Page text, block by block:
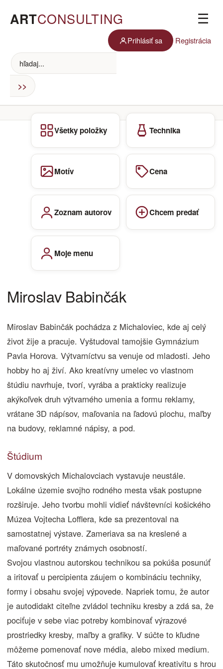
ARTCONSULTING ☰
Prihlásiť sa Registrácia
Všetky položky Technika
Motív Cena
Zoznam autorov Chcem predať
Moje menu
Miroslav Babinčák
Miroslav Babinčák pochádza z Michaloviec, kde aj celý
život žije a pracuje. Vyštudoval tamojšie Gymnázium
Pavla Horova. Výtvarníctvu sa venuje od mladosti. Jeho
hobby ho aj živí. Ako kreatívny umelec vo vlastnom
štúdiu navrhuje, tvorí, vyrába a prakticky realizuje
akýkoľvek druh výtvarného umenia a formu reklamy,
vrátane 3D nápísov, maľovania na ľadovú plochu, maľby
na budovy, reklamné nápisy, a pod.
Štúdium
V domovských Michalovciach vystavuje neustále.
Lokálne územie svojho rodného mesta však postupne
rozširuje. Jeho tvorbu mohli vidieť návštevníci košického
Múzea Vojtecha Lofflera, kde sa prezentoval na
samostatnej výstave. Zameriava sa na kreslené a
maľované portréty známych osobností.
Svojou vlastnou autorskou technikou sa pokúša posunúť
a iritovať u percipienta záujem o kombináciu techniky,
formy i obsahu svojej výpovede. Napriek tomu, že autor
je autodidakt citeľne zvládol techniku kresby a zdá sa, že
pociťuje v sebe viac potreby kombinovať výrazové
prostriedky kresby, maľby a grafiky. V súčte to kľudne
môžeme pomenovať nove média, alebo mixed medium.
Táto skutočnosť mu umožňuje kumulovať kreativitu s hrou